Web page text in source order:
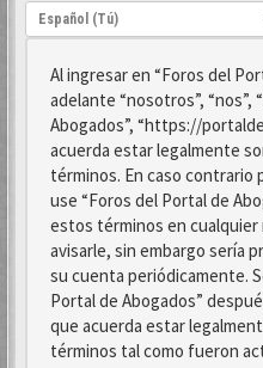
Idioma:
Español (Tú)
Al ingresar en “Foros del
adelante “nosotros”, “nos”,
Abogados”, “https://
acuerda estar legalmente
términos. En caso
use “Foros del Portal de
estos términos en
avisarle, sin embargo sería
su cuenta periódicamente.
Portal de Abogados”
que acuerda estar
términos tal como fueron